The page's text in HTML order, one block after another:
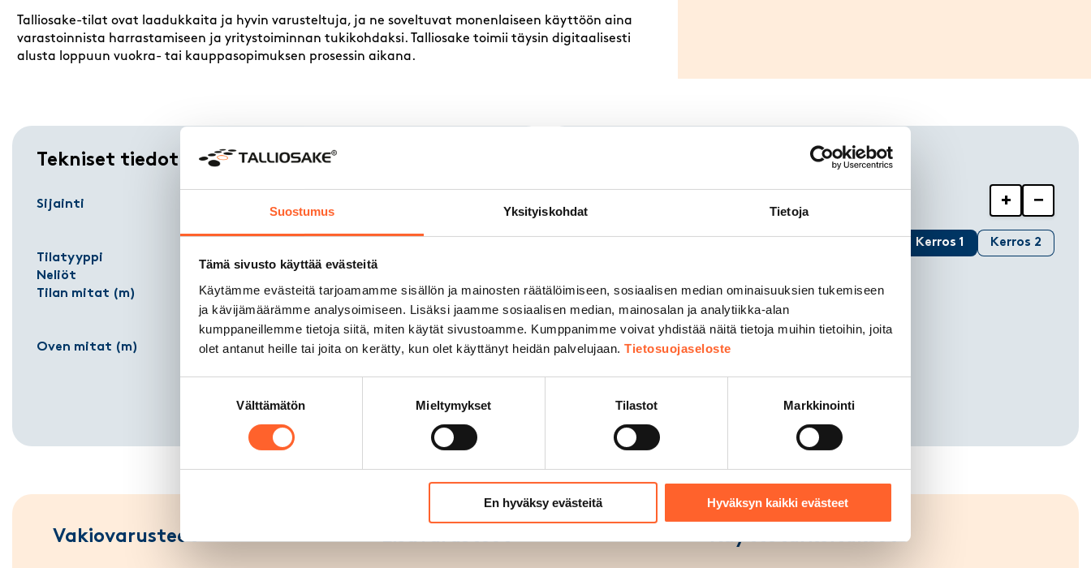
Suostumus Yksityiskohdat Tietoja
Tämä sivusto käyttää evästeitä
Käytämme evästeitä tarjoamamme sisällön ja mainosten räätälöimiseen, sosiaalisen median ominaisuuksien tukemiseen
ja kävijämäärämme analysoimiseen. Lisäksi jaamme sosiaalisen median, mainosalan ja analytiikka-alan
kumppaneillemme tietoja siitä, miten käytät sivustoamme. Kumppanimme voivat yhdistää näitä tietoja muihin tietoihin, joita
olet antanut heille tai joita on kerätty, kun olet käyttänyt heidän palvelujaan. Tietosuojaseloste
Välttämätön Mieltymykset Tilastot Markkinointi
En hyväksy evästeitä Hyväksyn kaikki evästeet
Talliosake-tilat ovat laadukkaita ja hyvin varusteltuja, ja ne soveltuvat monenlaiseen käyttöön aina
varastoinnista harrastamiseen ja yritystoiminnan tukikohdaksi. Talliosake toimii täysin digitaalisesti
alusta loppuun vuokra- tai kauppasopimuksen prosessin aikana.
Tekniset tiedot
Sijainti
01770
Tilatyyppi
Varasto
Neliöt
Tilan mitat (m)
6,00 (Pituus)
3,29 (Leveys)
5,00 (Korkeus)
Oven mitat (m)
2,50 (Leveys)
Vantaankosken Talliosake 3 + −
Kerros 1 Kerros 2
Vakiovarusteet Lisävarusteet Käyttötarkoitukset